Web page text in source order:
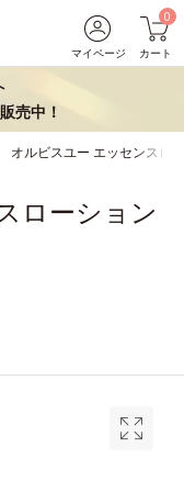
マイページ
0
カート
売中！
オルビスユー エッセンスロ
ローション